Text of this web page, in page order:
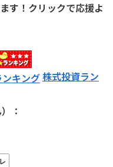
す！クリックで応援よ
株式投資ラン
：